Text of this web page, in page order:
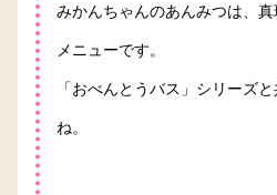
みかんちゃんのあんみつは、
メニューです。
「おべんとうバス」シリーズ
ね。